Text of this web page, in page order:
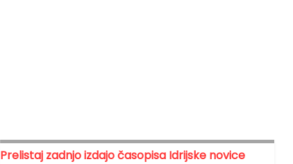
Prelistaj zadnjo izdajo časopisa Idrijske novice